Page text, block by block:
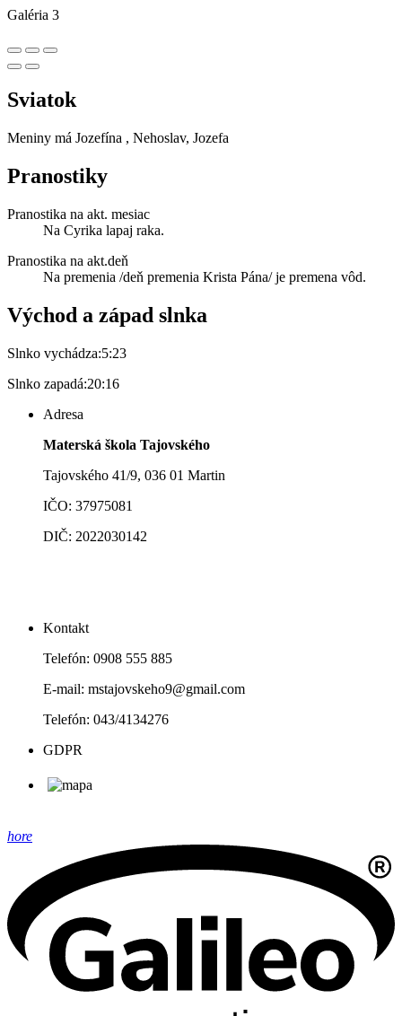
Galéria 3
Sviatok
Meniny má Jozefína , Nehoslav, Jozefa
Pranostiky
Pranostika na akt. mesiac
Na Cyrika lapaj raka.
Pranostika na akt.deň
Na premenia /deň premenia Krista Pána/ je premena vôd.
Východ a západ slnka
Slnko vychádza:5:23
Slnko zapadá:20:16
Adresa
Materská škola Tajovského
Tajovského 41/9, 036 01 Martin
IČO: 37975081
DIČ: 2022030142
Kontakt
Telefón: 0908 555 885
E-mail: mstajovskeho9@gmail.com
Telefón: 043/4134276
GDPR
hore